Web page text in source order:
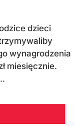
dzieci
wynagrodzenia
miesięcznie.